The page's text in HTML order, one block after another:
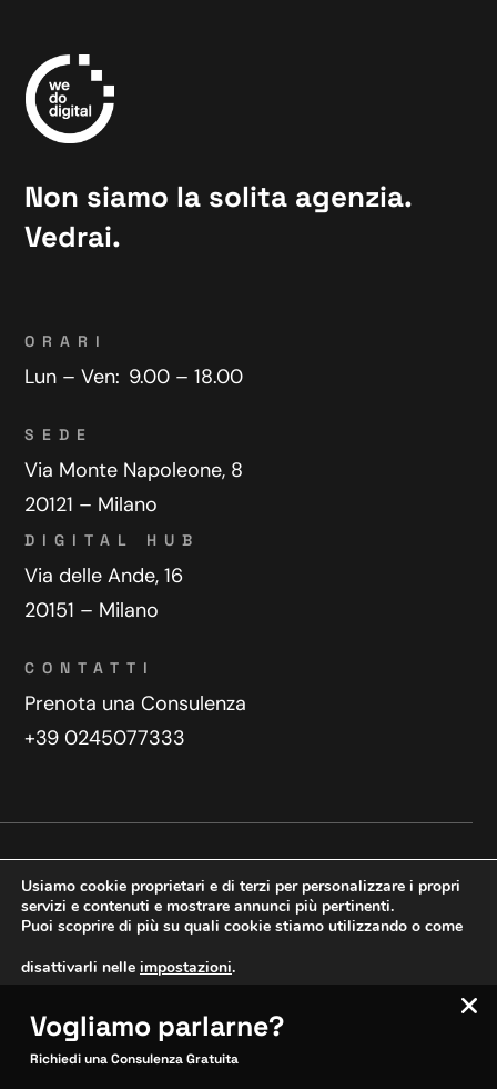
Non siamo la solita agenzia.
Vedrai.
ORARI
Lun – Ven: 9.00 – 18.00
SEDE
Via Monte Napoleone, 8
20121 – Milano
DIGITAL HUB
Via delle Ande, 16
20151 – Milano
CONTATTI
Prenota una Consulenza
+39 0245077333
Copyright © 2025 WeDoDigital
Creazione e sviluppo siti web
SITOCERTO®
Usiamo cookie proprietari e di terzi per personalizzare i propri
servizi e contenuti e mostrare annunci più pertinenti.
Puoi scoprire di più su quali cookie stiamo utilizzando o come
disattivarli nelle impostazioni.
Accetta Impostazioni
Vogliamo parlarne?
Richiedi una Consulenza Gratuita